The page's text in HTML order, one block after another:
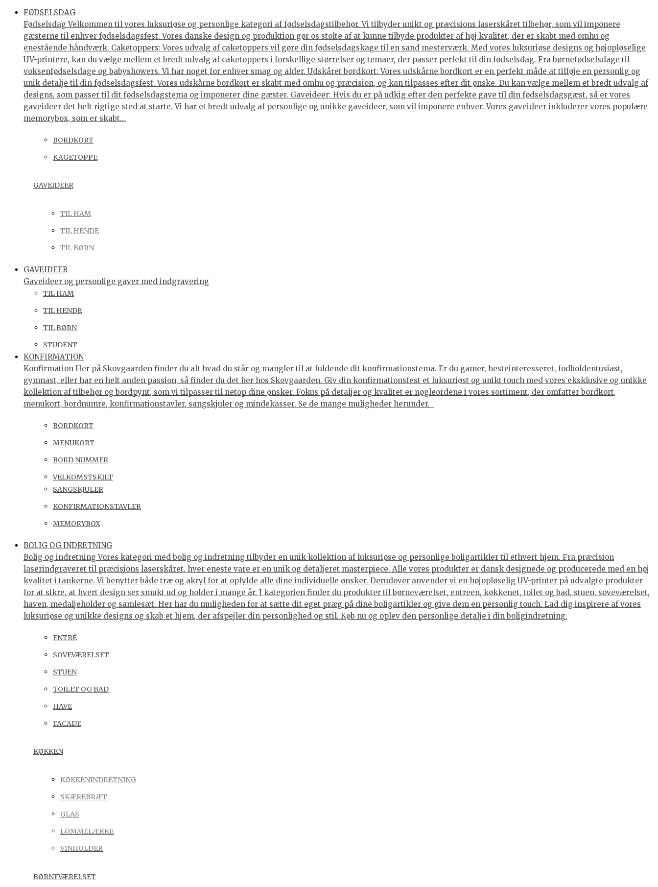
FØDSELSDAG
Fødselsdag Velkommen til vores luksuriøse og personlige kategori af fødselsdagstilbehør. Vi tilbyder unikt og præcisions laserskåret tilbehør, som vil imponere
gæsterne til enhver fødselsdagsfest. Vores danske design og produktion gør os stolte af at kunne tilbyde produkter af høj kvalitet, der er skabt med omhu og
enestående håndværk. Caketoppers: Vores udvalg af caketoppers vil gøre din fødselsdagskage til en sand mesterværk. Med vores luksuriøse designs og højopløselige
UV-printere, kan du vælge mellem et bredt udvalg af caketoppers i forskellige størrelser og temaer, der passer perfekt til din fødselsdag. Fra børnefødselsdage til
voksenfødselsdage og babyshowers. Vi har noget for enhver smag og alder. Udskåret bordkort: Vores udskårne bordkort er en perfekt måde at tilføje en personlig og
unik detalje til din fødselsdagsfest. Vores udskårne bordkort er skabt med omhu og præcision, og kan tilpasses efter dit ønske. Du kan vælge mellem et bredt udvalg af
designs, som passer til dit fødselsdagstema og imponerer dine gæster. Gaveideer: Hvis du er på udkig efter den perfekte gave til din fødselsdagsgæst, så er vores
gaveideer det helt rigtige sted at starte. Vi har et bredt udvalg af personlige og unikke gaveideer, som vil imponere enhver. Vores gaveideer inkluderer vores populære
memorybox, som er skabt…
BORDKORT
KAGETOPPE
GAVEIDEER
TIL HAM
TIL HENDE
TIL BØRN
GAVEIDEER
Gaveideer og personlige gaver med indgravering
TIL HAM
TIL HENDE
TIL BØRN
STUDENT
KONFIRMATION
Konfirmation Her på Skovgaarden finder du alt hvad du står og mangler til at fuldende dit konfirmationstema. Er du gamer, hesteinteresseret, fodboldentusiast,
gymnast, eller har en helt anden passion, så finder du det her hos Skovgaarden. Giv din konfirmationsfest et luksuriøst og unikt touch med vores eksklusive og unikke
kollektion af tilbehør og bordpynt, som vi tilpasser til netop dine ønsker. Fokus på detaljer og kvalitet er nøgleordene i vores sortiment, der omfatter bordkort,
menukort, bordnumre, konfirmationstavler, sangskjuler og mindekasser. Se de mange muligheder herunder.
BORDKORT
MENUKORT
BORD NUMMER
VELKOMSTSKILT
SANGSKJULER
KONFIRMATIONSTAVLER
MEMORYBOX
BOLIG OG INDRETNING
Bolig og indretning Vores kategori med bolig og indretning tilbyder en unik kollektion af luksuriøse og personlige boligartikler til ethvert hjem. Fra præcision
laserindgraveret til præcisions laserskåret, hver eneste vare er en unik og detaljeret masterpiece. Alle vores produkter er dansk designede og producerede med en høj
kvalitet i tankerne. Vi benytter både træ og akryl for at opfylde alle dine individuelle ønsker. Derudover anvender vi en højopløselig UV-printer på udvalgte produkter
for at sikre, at hvert design ser smukt ud og holder i mange år. I kategorien finder du produkter til børneværelset, entreen, køkkenet, toilet og bad, stuen, soveværelset,
haven, medaljeholder og samlesæt. Her har du muligheden for at sætte dit eget præg på dine boligartikler og give dem en personlig touch. Lad dig inspirere af vores
luksuriøse og unikke designs og skab et hjem, der afspejler din personlighed og stil. Køb nu og oplev den personlige detalje i din boligindretning.
ENTRÉ
SOVEVÆRELSET
STUEN
TOILET OG BAD
HAVE
FACADE
KØKKEN
KØKKENINDRETNING
SKÆREBRÆT
GLAS
LOMMELÆRKE
VINHOLDER
BØRNEVÆRELSET